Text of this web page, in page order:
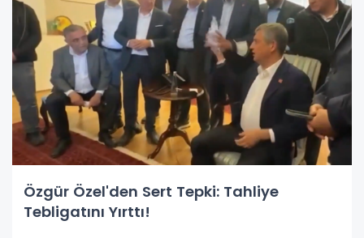
Özgür Özel'den Sert Tepki: Tahliye
Tebligatını Yırttı!